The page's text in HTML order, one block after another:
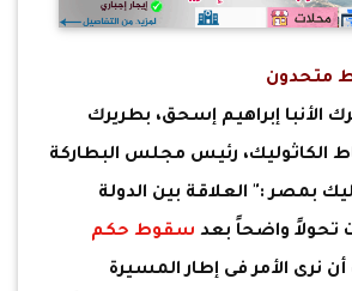
متحدون
الأنبا إبراهيم إسحق، بطريرك
الكاثوليك، رئيس مجلس البطاركة
بمصر :" العلاقة بين الدولة
واضحاً بعد سقوط حكم
نرى الأمر فى إطار المسيرة